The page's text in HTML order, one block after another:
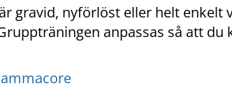
gravid, nyförlöst eller helt enkelt
anpassas så att du